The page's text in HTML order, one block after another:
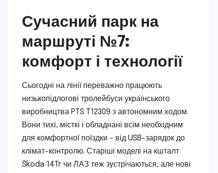
Сучасний парк на
маршруті №7:
комфорт і технології
Сьогодні на лінії переважно працюють
низькопідлогові тролейбуси українського
виробництва PTS T12309 з автономним ходом.
Вони тихі, місткі і обладнані всім необхідним
для комфортної поїздки – від USB-зарядок до
клімат-контролю. Старіші моделі на кшталт
Škoda 14Tr чи ЛАЗ теж зустрічаються, але нові